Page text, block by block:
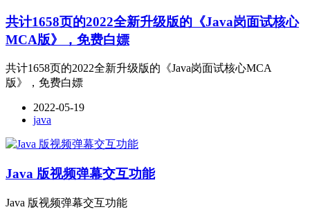
共计1658页的2022全新升级版的《Java岗面试核心
MCA版》，免费白嫖
共计1658页的2022全新升级版的《Java岗面试核心MCA
版》，免费白嫖
2022-05-19
java
Java 版视频弹幕交互功能
Java 版视频弹幕交互功能